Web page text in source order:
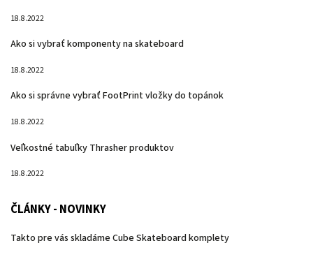
18.8.2022
Ako si vybrať komponenty na skateboard
18.8.2022
Ako si správne vybrať FootPrint vložky do topánok
18.8.2022
Veľkostné tabuľky Thrasher produktov
18.8.2022
ČLÁNKY - NOVINKY
Takto pre vás skladáme Cube Skateboard komplety